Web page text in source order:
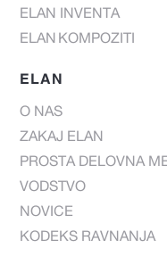
ELAN INVENTA
ELAN KOMPOZITI
ELAN
O NAS
ZAKAJ ELAN
PROSTA DELOVNA
VODSTVO
NOVICE
KODEKS RAVNANJA